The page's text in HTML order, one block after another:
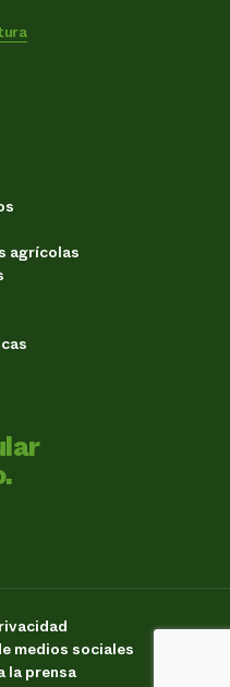
agrícolas
medios sociales
la prensa